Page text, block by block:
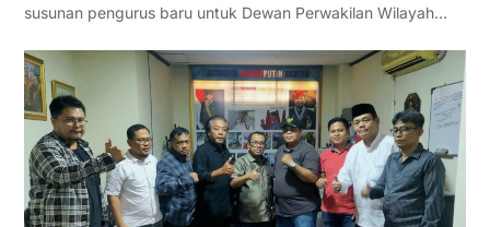
susunan pengurus baru untuk Dewan Perwakilan Wilayah…